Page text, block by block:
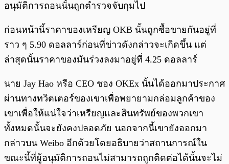
อนุมัติการถอนนั้นถูกตำรวจจับกุมไป
ก่อนหน้านี้ราคาของเหรียญ OKB นั้นถูกซื้อขายกันอยู่ที่
ราว ๆ 5.90 ดอลลาร์ก่อนที่ข่าวดังกล่าวจะเกิดขึ้น แต่
ล่าสุดนั้นราคาของมันร่วงลงมาอยู่ที่ 4.25 ดอลลาร์
นาย Jay Hao หรือ CEO ชอง OKEx นั้นได้ออกมาประกาศ
ผ่านทางทวิตเตอร์ของเขาเพื่อพยายามกล่อมลูกค้าของ
เขาเพื่อให้แน่ใจว่าเหรียญและสินทรัพย์ของพวกเขา
ทั้งหมดนั้นจะยังคงปลอดภัย นอกจากนี้เขายังออกมา
กล่าวบน Weibo อีกด้วยโดยอธิบายว่าสถานการณ์ใน
ขณะนี้ที่ผู้อนุมัติการถอนไม่สามารถถูกติดต่อได้นั้นจะไม่